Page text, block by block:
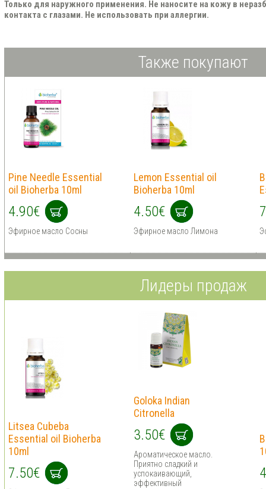
Только для наружного применения. Не наносите на кожу в
контакта с глазами. Не использовать при аллергии.
Также покупают
Pine Needle Essential
oil Bioherba 10ml
4.90€
Эфирное масло Сосны
Lemon Essential oil
Bioherba 10ml
4.50€
Эфирное масло Лимона
Лидеры продаж
Litsea Cubeba
Essential oil Bioherba
10ml
7.50€
Goloka Indian
Citronella
3.50€
Ароматическое масло.
Приятно сладкий и
успокаивающий,
эффективный